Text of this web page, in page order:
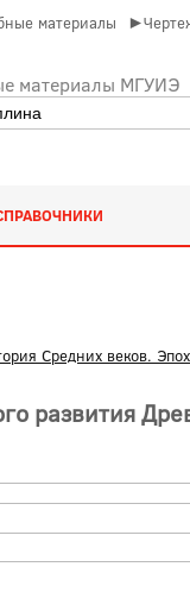
материалы
материалы МГУИЭ
Средних веков.
развития